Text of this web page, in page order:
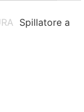
Spillatore a